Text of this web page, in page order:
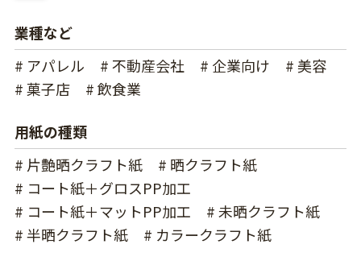
業種など
# アパレル
# 不動産会社 # 企業向け
# 美容
# 菓子店
# 飲食業
用紙の種類
# 片艶晒クラフト紙
# 晒クラフト紙
# コート紙＋グロスPP加工
# コート紙＋マットPP加工
# 未晒クラフト紙
# 半晒クラフト紙
# カラークラフト紙